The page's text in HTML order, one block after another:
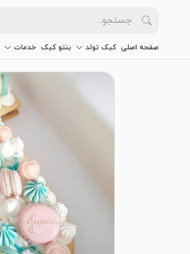
صفحه اصلی کیک تولد بنتو کیک خدمات